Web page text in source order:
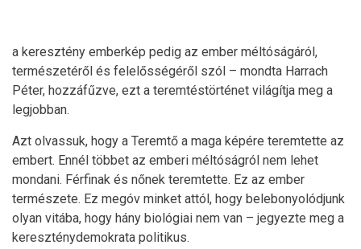
a keresztény emberkép pedig az ember méltóságáról,
természetéről és felelősségéről szól – mondta Harrach
Péter, hozzáfűzve, ezt a teremtéstörténet világítja meg a
legjobban.
Azt olvassuk, hogy a Teremtő a maga képére teremtette az
embert. Ennél többet az emberi méltóságról nem lehet
mondani. Férfinak és nőnek teremtette. Ez az ember
természete. Ez megóv minket attól, hogy belebonyolódjunk
olyan vitába, hogy hány biológiai nem van – jegyezte meg a
kereszténydemokrata politikus.